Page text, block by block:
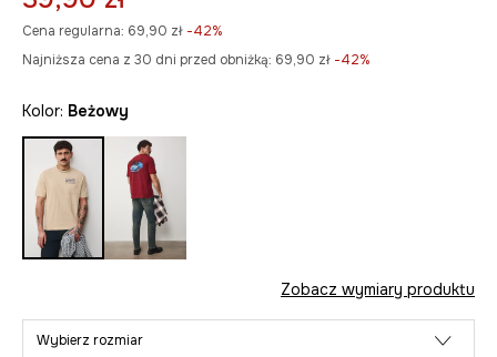
Cena regularna: 69,90 zł -42%
Najniższa cena z 30 dni przed obniżką: 69,90 zł -42%
Kolor: beżowy
Zobacz wymiary produktu
Wybierz rozmiar